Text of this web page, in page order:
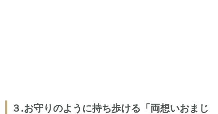
３.お守りのように持ち歩ける「両想いおまじ